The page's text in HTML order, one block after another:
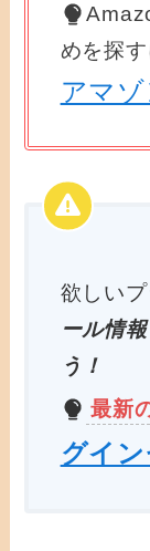
めを探
アマ
欲しい
ール情
う！
最新
グイ